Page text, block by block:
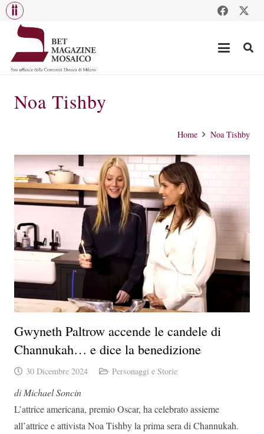
Noa Tishby
Home Noa Tishby
Gwyneth Paltrow accende le candele di
Channukah… e dice la benedizione
30 Dicembre 2024 Personaggi e Storie
di Michael Soncin
L’attrice americana, premio Oscar, ha celebrato assieme
all’attrice e attivista Noa Tishby la prima sera di Channukah.